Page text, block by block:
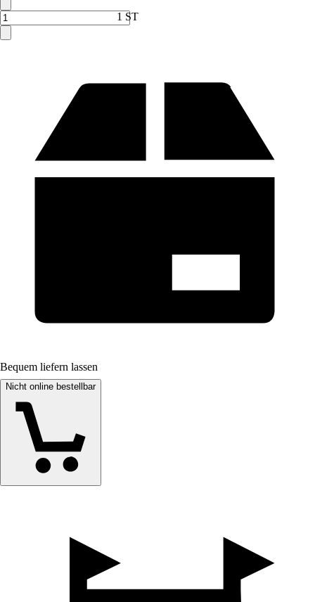
1 ST
Bequem liefern lassen
Nicht online bestellbar